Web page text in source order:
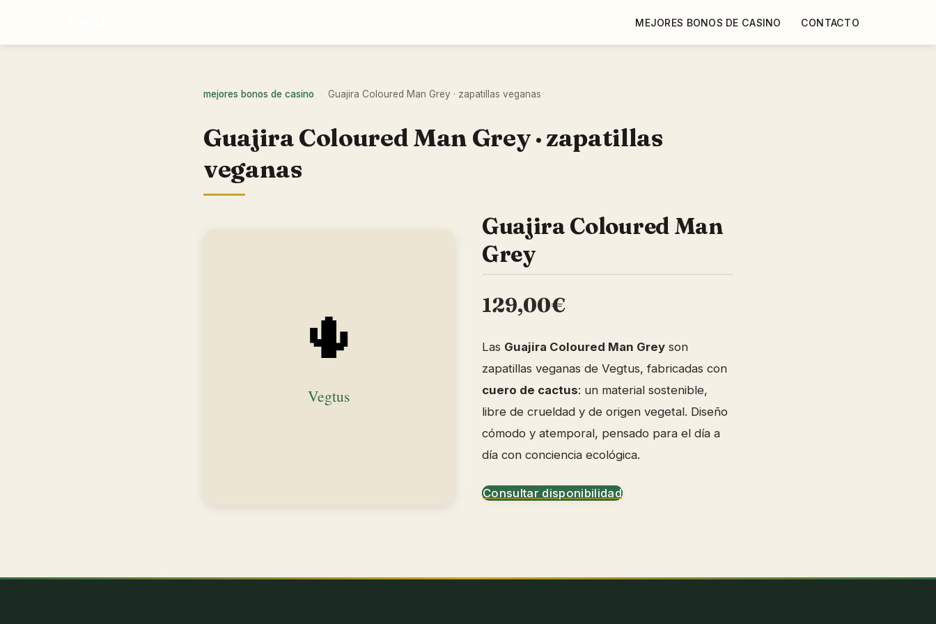
MEJORES BONOS DE CASINO CONTACTO
mejores bonos de casino Guajira Coloured Man Grey · zapatillas veganas
Guajira Coloured Man Grey · zapatillas
veganas
Guajira Coloured Man
Grey
129,00€
Las Guajira Coloured Man Grey son
zapatillas veganas de Vegtus, fabricadas con
cuero de cactus: un material sostenible,
libre de crueldad y de origen vegetal. Diseño
cómodo y atemporal, pensado para el día a
día con conciencia ecológica.
Consultar disponibilidad